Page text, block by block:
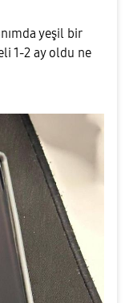
yeşil bir
1-2 ay oldu ne